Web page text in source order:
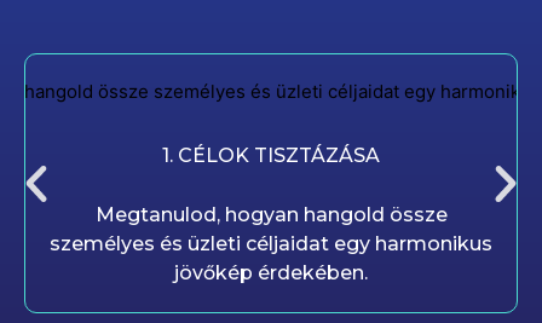
1. CÉLOK TISZTÁZÁSA
Megtanulod, hogyan hangold össze
személyes és üzleti céljaidat egy harmonikus
jövőkép érdekében.